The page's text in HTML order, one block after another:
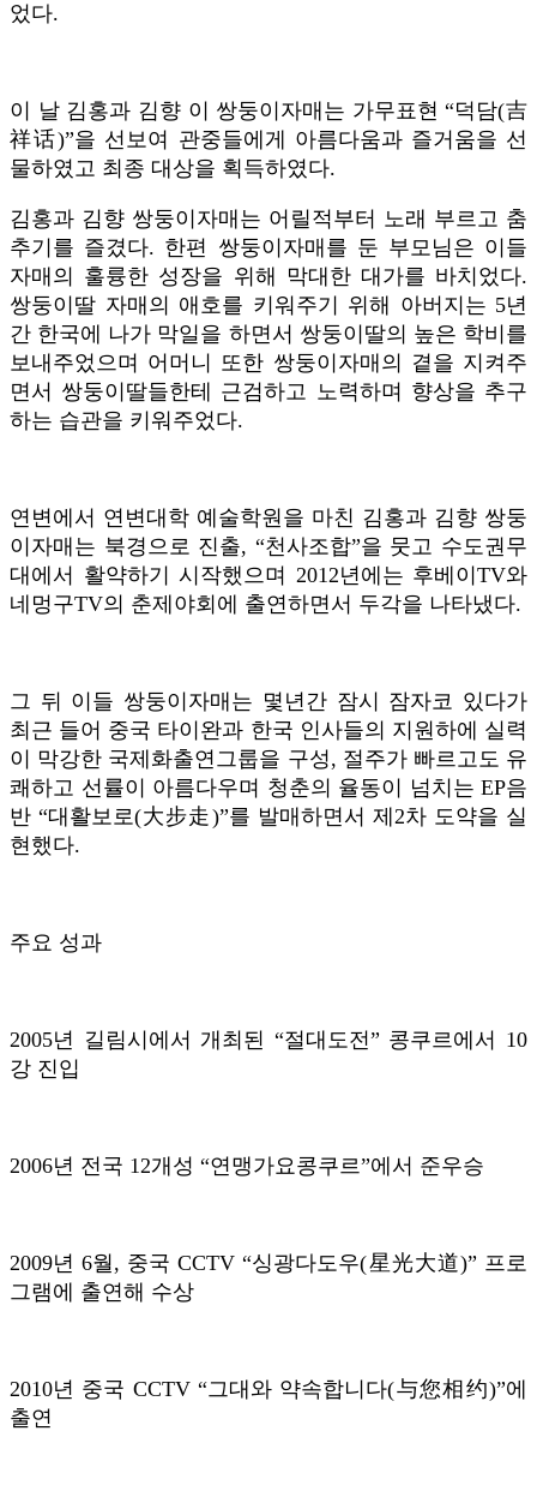
었다.
이 날 김홍과 김향 이 쌍둥이자매는 가무표현 “덕담(吉
祥话)”을 선보여 관중들에게 아름다움과 즐거움을 선
물하였고 최종 대상을 획득하였다.
김홍과 김향 쌍둥이자매는 어릴적부터 노래 부르고 춤
추기를 즐겼다. 한편 쌍둥이자매를 둔 부모님은 이들
자매의 훌륭한 성장을 위해 막대한 대가를 바치었다.
쌍둥이딸 자매의 애호를 키워주기 위해 아버지는 5년
간 한국에 나가 막일을 하면서 쌍둥이딸의 높은 학비를
보내주었으며 어머니 또한 쌍둥이자매의 곁을 지켜주
면서 쌍둥이딸들한테 근검하고 노력하며 향상을 추구
하는 습관을 키워주었다.
연변에서 연변대학 예술학원을 마친 김홍과 김향 쌍둥
이자매는 북경으로 진출, “천사조합”을 뭇고 수도권무
대에서 활약하기 시작했으며 2012년에는 후베이TV와
네멍구TV의 춘제야회에 출연하면서 두각을 나타냈다.
그 뒤 이들 쌍둥이자매는 몇년간 잠시 잠자코 있다가
최근 들어 중국 타이완과 한국 인사들의 지원하에 실력
이 막강한 국제화출연그룹을 구성, 절주가 빠르고도 유
쾌하고 선률이 아름다우며 청춘의 율동이 넘치는 EP음
반 “대활보로(大步走)”를 발매하면서 제2차 도약을 실
현했다.
주요 성과
2005년 길림시에서 개최된 “절대도전” 콩쿠르에서 10
강 진입
2006년 전국 12개성 “연맹가요콩쿠르”에서 준우승
2009년 6월, 중국 CCTV “싱광다도우(星光大道)” 프로
그램에 출연해 수상
2010년 중국 CCTV “그대와 약속합니다(与您相约)”에
출연